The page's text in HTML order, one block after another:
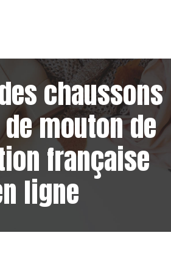
chaussons
mouton de
française
ligne